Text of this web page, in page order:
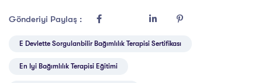
Gönderiyi Paylaş :
E Devlette Sorgulanbilir Bağımlılık Terapisi Sertifikası
En Iyi Bağımlılık Terapisi Eğitimi